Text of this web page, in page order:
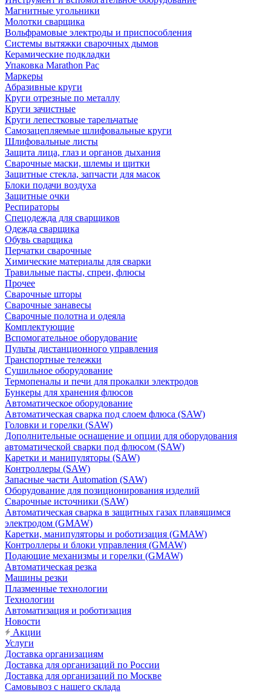
Магнитные угольники
Молотки сварщика
Вольфрамовые электроды и приспособления
Системы вытяжки сварочных дымов
Керамические подкладки
Упаковка Marathon Pac
Маркеры
Абразивные круги
Круги отрезные по металлу
Круги зачистные
Круги лепестковые тарельчатые
Самозацепляемые шлифовальные круги
Шлифовальные листы
Защита лица, глаз и органов дыхания
Сварочные маски, шлемы и щитки
Защитные стекла, запчасти для масок
Блоки подачи воздуха
Защитные очки
Респираторы
Спецодежда для сварщиков
Одежда сварщика
Обувь сварщика
Перчатки сварочные
Химические материалы для сварки
Травильные пасты, спреи, флюсы
Прочее
Сварочные шторы
Сварочные занавесы
Сварочные полотна и одеяла
Комплектующие
Вспомогательное оборудование
Пульты дистанционного управления
Транспортные тележки
Сушильное оборудование
Термопеналы и печи для прокалки электродов
Бункеры для хранения флюсов
Автоматическое оборудование
Автоматическая сварка под слоем флюса (SAW)
Головки и горелки (SAW)
Дополнительные оснащение и опции для оборудования
автоматической сварки под флюсом (SAW)
Каретки и манипуляторы (SAW)
Контроллеры (SAW)
Запасные части Automation (SAW)
Оборудование для позиционирования изделий
Сварочные источники (SAW)
Автоматическая сварка в защитных газах плавящимся
электродом (GMAW)
Каретки, манипуляторы и роботизация (GMAW)
Контроллеры и блоки управления (GMAW)
Подающие механизмы и горелки (GMAW)
Автоматическая резка
Машины резки
Плазменные технологии
Технологии
Автоматизация и роботизация
Новости
Акции
Услуги
Доставка организациям
Доставка для организаций по России
Доставка для организаций по Москве
Самовывоз с нашего склада